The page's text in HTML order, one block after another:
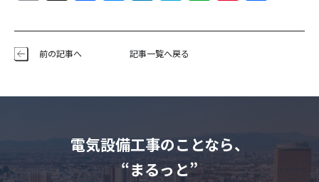
Link
前の記事へ 記事一覧へ戻る
電気設備工事のことなら、
“まるっと”